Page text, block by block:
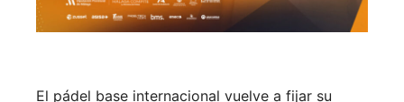
El pádel base internacional vuelve a fijar su